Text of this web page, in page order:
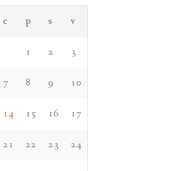
c p s v
1 2 3
7 8 9 10
14 15 16 17
21 22 23 24